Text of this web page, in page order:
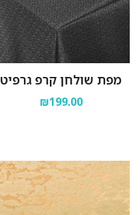
מפת שולחן קרפ גרפיט
₪199.00